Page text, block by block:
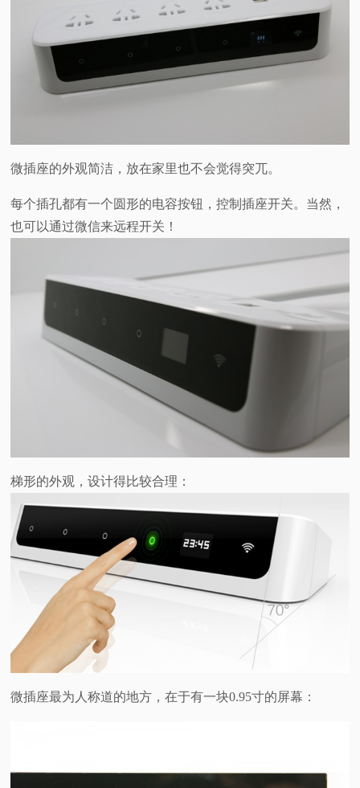
微插座的外观简洁，放在家里也不会觉得突兀。
每个插孔都有一个圆形的电容按钮，控制插座开关。当然，
也可以通过微信来远程开关！
梯形的外观，设计得比较合理：
微插座最为人称道的地方，在于有一块0.95寸的屏幕：